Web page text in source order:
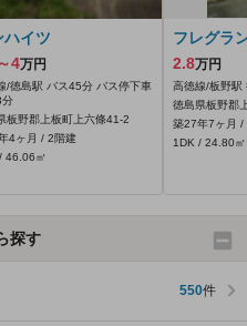
ハイツ
4万円
/徳島駅 バス45分 バス停下車
分
板野郡上板町上六條41‐2
4ヶ月 / 2階建
46.06㎡
フレグラ
2.8万円
高徳線/板野駅
徳島県板野郡
築27年7ヶ月 /
1DK / 24.80㎡
探す
550件